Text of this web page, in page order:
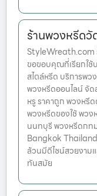
ร้านพวงหรีดวั
StyleWreath.com
ขอขอบคุณที่เรียกใช้
สไตล์หรีด บริการพ
พวงหรีดออนไลน์ จั
หรู ราคาถูก พวงหรี
พวงหรีดของใช้ พว
นนทบุรี พวงหรีดก
Bangkok Thailand
ล้วนมีดีไซน์สวยงาม
ทันสมัย